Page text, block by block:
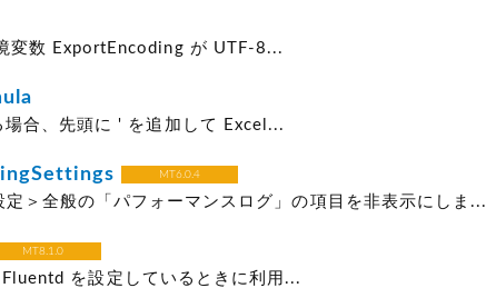
変数 ExportEncoding が UTF-8...
合、先頭に ' を追加して Excel...
MT6.0.4
＞全般の「パフォーマンスログ」の項目を非表示にしま...
MT8.1.0
を設定しているときに利用...